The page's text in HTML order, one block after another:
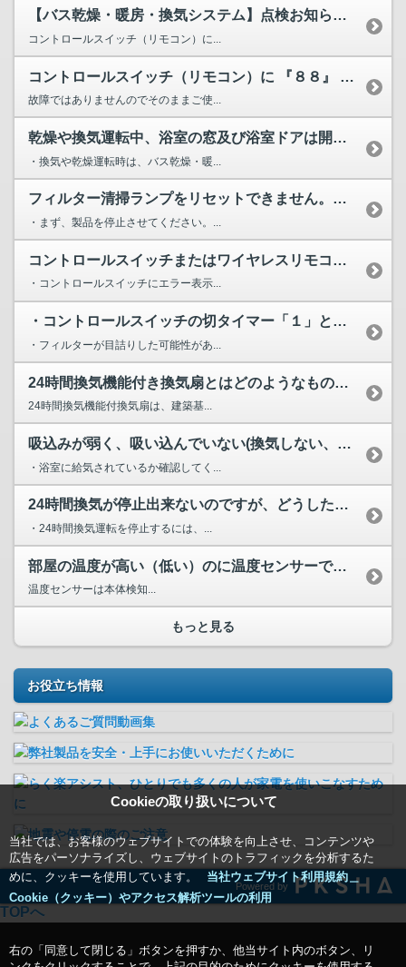
Cookieの取り扱いについて
当社では、お客様のウェブサイトでの体験を向上させ、コンテンツや
広告をパーソナライズし、ウェブサイトのトラフィックを分析するた
めに、クッキーを使用しています。
当社ウェブサイト利用規約＿
Cookie（クッキー）やアクセス解析ツールの利用
右の「同意して閉じる」ボタンを押すか、他当サイト内のボタン、リ
【バス乾燥・暖房・換気システム】点検お知らせランプの解除方法
コントロールスイッチ（リモコン）に...
コントロールスイッチ（リモコン）に 『８８』 と表示、若し...
故障ではありませんのでそのままご使...
乾燥や換気運転中、浴室の窓及び浴室ドアは開けたほうがいいで...
・換気や乾燥運転時は、バス乾燥・暖...
フィルター清掃ランプをリセットできません。（ランプが消えま...
・まず、製品を停止させてください。...
コントロールスイッチまたはワイヤレスリモコンを操作しても(...
・コントロールスイッチにエラー表示...
・コントロールスイッチの切タイマー「１」と「４」が点滅。ま...
・フィルターが目詰りした可能性があ...
24時間換気機能付き換気扇とはどのようなものでしょうか？ ...
24時間換気機能付換気扇は、建築基...
吸込みが弱く、吸い込んでいない(換気しない、又は逆流してい...
・浴室に給気されているか確認してく...
24時間換気が停止出来ないのですが、どうしたら良いですか？
・24時間換気運転を停止するには、...
部屋の温度が高い（低い）のに温度センサーで検知して製品が運...
温度センサーは本体検知...
もっと見る
お役立ち情報
Powered by
TOPへ